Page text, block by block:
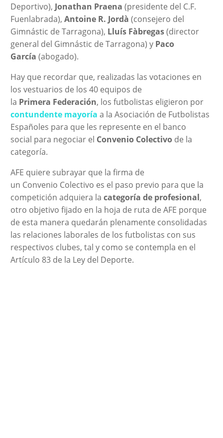
Deportivo), Jonathan Praena (presidente del C.F.
Fuenlabrada), Antoine R. Jordà (consejero del
Gimnástic de Tarragona), Lluís Fàbregas(director
general del Gimnástic de Tarragona) y Paco
García (abogado).
Hay que recordar que, realizadas las votaciones en
los vestuarios de los 40 equipos de
la Primera Federación, los futbolistas eligieron por
contundente mayoría a la Asociación de Futbolistas
Españoles para que les represente en el banco
social para negociar el Convenio Colectivo de la
categoría.
AFE quiere subrayar que la firma de
un Convenio Colectivo es el paso previo para que la
competición adquiera la categoría de profesional,
otro objetivo fijado en la hoja de ruta de AFE porque
de esta manera quedarán plenamente consolidadas
las relaciones laborales de los futbolistas con sus
respectivos clubes, tal y como se contempla en el
Artículo 83 de la Ley del Deporte.